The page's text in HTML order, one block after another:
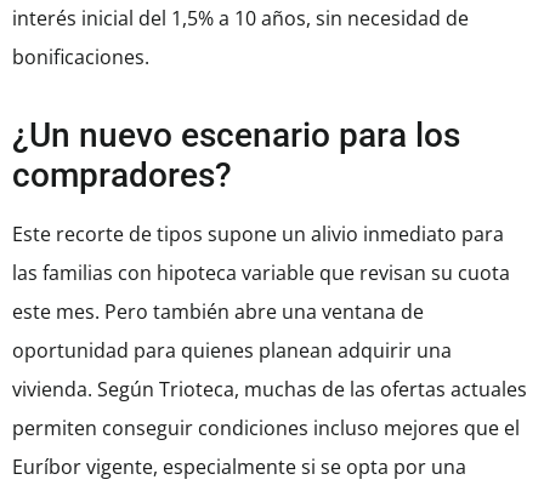
interés inicial del 1,5% a 10 años, sin necesidad de
bonificaciones.
¿Un nuevo escenario para los
compradores?
Este recorte de tipos supone un alivio inmediato para
las familias con hipoteca variable que revisan su cuota
este mes. Pero también abre una ventana de
oportunidad para quienes planean adquirir una
vivienda. Según Trioteca, muchas de las ofertas actuales
permiten conseguir condiciones incluso mejores que el
Euríbor vigente, especialmente si se opta por una